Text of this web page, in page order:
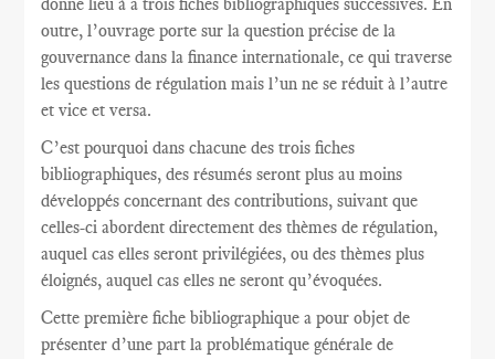
outre, l’ouvrage porte sur la question précise de la
gouvernance dans la finance internationale, ce qui traverse
les questions de régulation mais l’un ne se réduit à l’autre
et vice et versa.
C’est pourquoi dans chacune des trois fiches
bibliographiques, des résumés seront plus au moins
développés concernant des contributions, suivant que
celles-ci abordent directement des thèmes de régulation,
auquel cas elles seront privilégiées, ou des thèmes plus
éloignés, auquel cas elles ne seront qu’évoquées.
Cette première fiche bibliographique a pour objet de
présenter d’une part la problématique générale de